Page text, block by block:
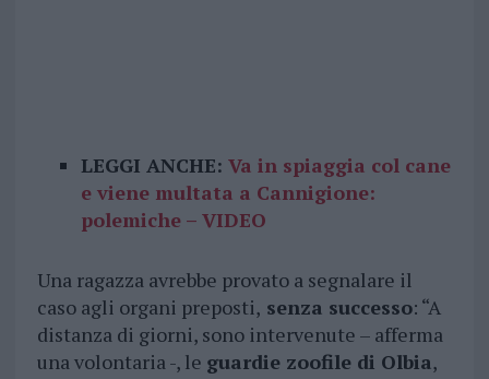
LEGGI ANCHE: Va in spiaggia col cane
e viene multata a Cannigione:
polemiche – VIDEO
Una ragazza avrebbe provato a segnalare il
caso agli organi preposti, senza successo: “A
distanza di giorni, sono intervenute – afferma
una volontaria -, le guardie zoofile di Olbia,